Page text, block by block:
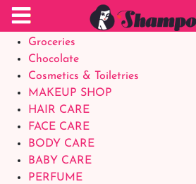
Food Supplements
Baby Foods
Groceries
Chocolate
Cosmetics & Toiletries
MAKEUP SHOP
HAIR CARE
FACE CARE
BODY CARE
BABY CARE
PERFUME